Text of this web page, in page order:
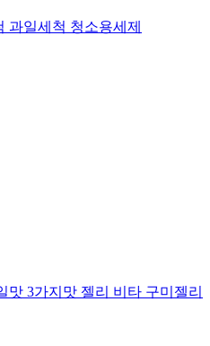
과일세척 청소용세제
3가지맛 젤리 비타 구미젤리